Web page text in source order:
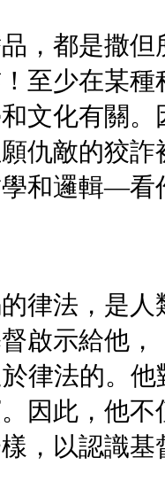
，都是撒但
至少在某種
文化有關。
仇敵的狡詐
和邏輯—看
律法，是人
啟示給他，
律法的。他
因此，他不
，以認識基